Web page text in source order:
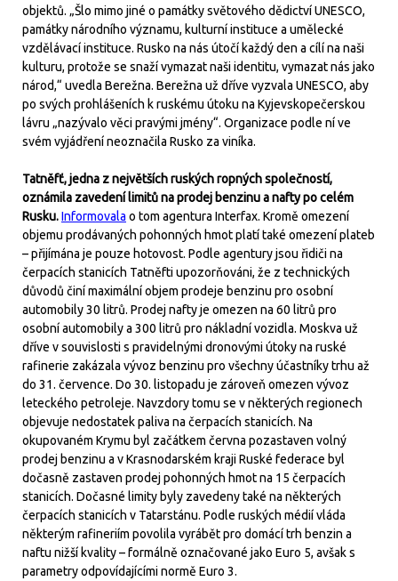
objektů. „Šlo mimo jiné o památky světového dědictví UNESCO,
památky národního významu, kulturní instituce a umělecké
vzdělávací instituce. Rusko na nás útočí každý den a cílí na naši
kulturu, protože se snaží vymazat naši identitu, vymazat nás jako
národ,“ uvedla Berežna. Berežna už dříve vyzvala UNESCO, aby
po svých prohlášeních k ruskému útoku na Kyjevskopečerskou
lávru „nazývalo věci pravými jmény“. Organizace podle ní ve
svém vyjádření neoznačila Rusko za viníka.
Tatněfť, jedna z největších ruských ropných společností,
oznámila zavedení limitů na prodej benzinu a nafty po celém
Rusku.Informovala o tom agentura Interfax. Kromě omezení
objemu prodávaných pohonných hmot platí také omezení plateb
– přijímána je pouze hotovost. Podle agentury jsou řidiči na
čerpacích stanicích Tatněfti upozorňováni, že z technických
důvodů činí maximální objem prodeje benzinu pro osobní
automobily 30 litrů. Prodej nafty je omezen na 60 litrů pro
osobní automobily a 300 litrů pro nákladní vozidla. Moskva už
dříve v souvislosti s pravidelnými dronovými útoky na ruské
rafinerie zakázala vývoz benzinu pro všechny účastníky trhu až
do 31. července. Do 30. listopadu je zároveň omezen vývoz
leteckého petroleje. Navzdory tomu se v některých regionech
objevuje nedostatek paliva na čerpacích stanicích. Na
okupovaném Krymu byl začátkem června pozastaven volný
prodej benzinu a v Krasnodarském kraji Ruské federace byl
dočasně zastaven prodej pohonných hmot na 15 čerpacích
stanicích. Dočasné limity byly zavedeny také na některých
čerpacích stanicích v Tatarstánu. Podle ruských médií vláda
některým rafineriím povolila vyrábět pro domácí trh benzin a
naftu nižší kvality – formálně označované jako Euro 5, avšak s
parametry odpovídajícími normě Euro 3.